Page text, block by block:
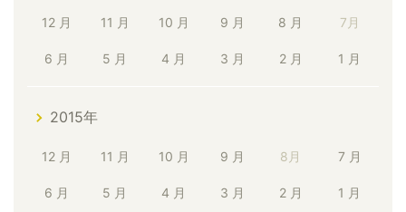
12 月 11 月 10 月 9 月 8 月 7月
6 月 5 月 4 月 3 月 2 月 1 月
2015年
12 月 11 月 10 月 9 月 8月 7 月
6 月 5 月 4 月 3 月 2 月 1 月